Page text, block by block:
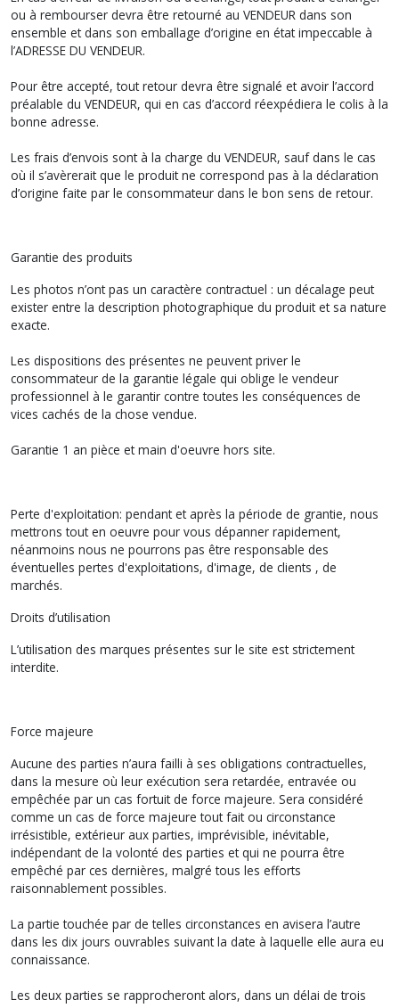
ou à rembourser devra être retourné au VENDEUR dans son
ensemble et dans son emballage d’origine en état impeccable à
l’ADRESSE DU VENDEUR.
Pour être accepté, tout retour devra être signalé et avoir l’accord
préalable du VENDEUR, qui en cas d’accord réexpédiera le colis à la
bonne adresse.
Les frais d’envois sont à la charge du VENDEUR, sauf dans le cas
où il s’avèrerait que le produit ne correspond pas à la déclaration
d’origine faite par le consommateur dans le bon sens de retour.
Garantie des produits
Les photos n’ont pas un caractère contractuel : un décalage peut
exister entre la description photographique du produit et sa nature
exacte.
Les dispositions des présentes ne peuvent priver le
consommateur de la garantie légale qui oblige le vendeur
professionnel à le garantir contre toutes les conséquences de
vices cachés de la chose vendue.
Garantie 1 an pièce et main d'oeuvre hors site.
Perte d'exploitation: pendant et après la période de grantie, nous
mettrons tout en oeuvre pour vous dépanner rapidement,
néanmoins nous ne pourrons pas être responsable des
éventuelles pertes d'exploitations, d'image, de clients , de
marchés.
Droits d’utilisation
L’utilisation des marques présentes sur le site est strictement
interdite.
Force majeure
Aucune des parties n’aura failli à ses obligations contractuelles,
dans la mesure où leur exécution sera retardée, entravée ou
empêchée par un cas fortuit de force majeure. Sera considéré
comme un cas de force majeure tout fait ou circonstance
irrésistible, extérieur aux parties, imprévisible, inévitable,
indépendant de la volonté des parties et qui ne pourra être
empêché par ces dernières, malgré tous les efforts
raisonnablement possibles.
La partie touchée par de telles circonstances en avisera l’autre
dans les dix jours ouvrables suivant la date à laquelle elle aura eu
connaissance.
Les deux parties se rapprocheront alors, dans un délai de trois